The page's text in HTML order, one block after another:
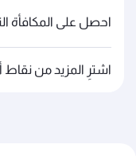
احصل على المكافأة
اشترِ المزيد من